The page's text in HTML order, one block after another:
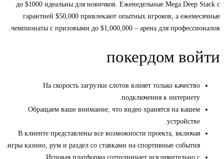
до $1000 идеальны для новичков. Еженедельные Mega Deep Stack с
гарантией $50,000 привлекают опытных игроков, а ежемесячные
чемпионаты с призовыми до $1,000,000 – арена для профессионалов.
покердом войти
На скорость загрузки слотов влияет только качество
подключения к интернету.
Обращаем ваше внимание, что видео хранятся на вашем
устройстве.
В клиенте представлены все возможности проекта, включая
игры казино, рум и раздел со ставками на спортивные события.
Игровая платформа сотрудничает исключительно с